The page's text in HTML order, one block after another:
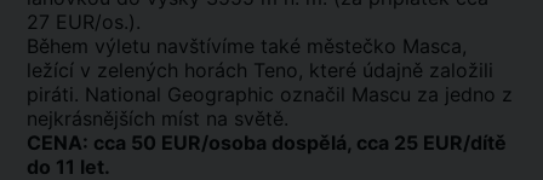
27 EUR/os.).
Během výletu navštívíme také městečko Masca,
ležící v zelených horách Teno, které údajně založili
piráti. National Geographic označil Mascu za jedno z
nejkrásnějších míst na světě.
CENA: cca 50 EUR/osoba dospělá, cca 25 EUR/dítě
do 11 let.